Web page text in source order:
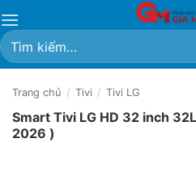
qua
nội
dung
Tìm
kiếm:
Trang chủ / Tivi / Tivi LG
Smart Tivi LG HD 32 inch
2026 )